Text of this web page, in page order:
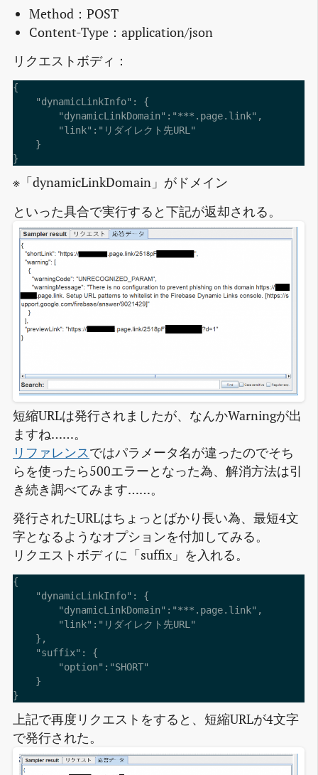
Method：POST
Content-Type：application/json
リクエストボディ：
{
    "dynamicLinkInfo": {
        "dynamicLinkDomain":"***.page.link",
        "link":"リダイレクト先URL"
    }
※「dynamicLinkDomain」がドメイン
といった具合で実行すると下記が返却される。
短縮URLは発行されましたが、なんかWarningが出
ますね……。
リファレンスではパラメータ名が違ったのでそち
らを使ったら500エラーとなった為、解消方法は引
き続き調べてみます……。
発行されたURLはちょっとばかり長い為、最短4文
字となるようなオプションを付加してみる。
リクエストボディに「suffix」を入れる。
{
    "dynamicLinkInfo": {
        "dynamicLinkDomain":"***.page.link",
        "link":"リダイレクト先URL"
    },
    "suffix": {
        "option":"SHORT"
    }
上記で再度リクエストをすると、短縮URLが4文字
で発行された。